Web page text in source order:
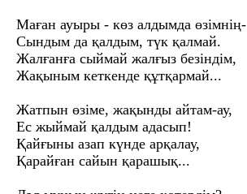
Маған ауыры - көз алдымда өзімнің-
Сындым да қалдым, түк қалмай.
Жалғанға сыймай жалғыз безіндім,
Жақыным кеткенде құтқармай...
Жатпын өзіме, жақынды айтам-ау,
Ес жыймай қалдым адасып!
Қайғыны азап күнде арқалау,
Қарайған сайын қарашық...